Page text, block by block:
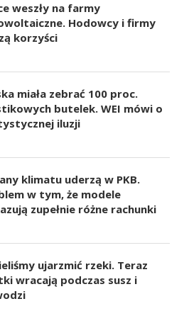
weszły na farmy
Hodowcy i firmy
korzyści
miała zebrać 100 proc.
butelek. WEI mówi o
iluzji
klimatu uderzą w PKB.
w tym, że modele
zupełnie różne rachunki
ujarzmić rzeki. Teraz
wracają podczas susz i